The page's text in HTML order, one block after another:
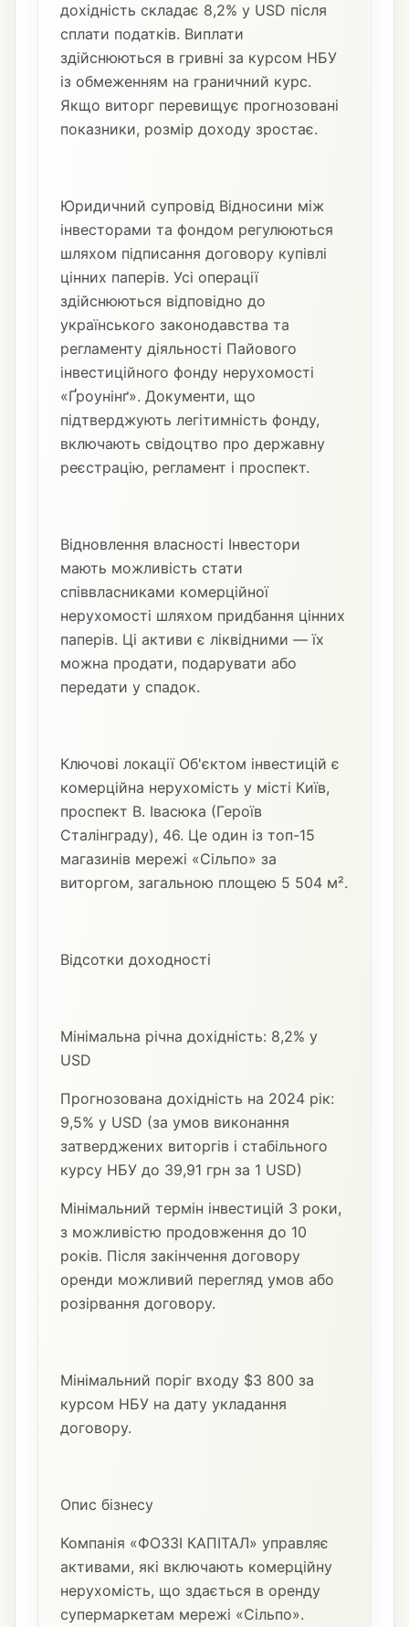
дохідність складає 8,2% у USD після
сплати податків. Виплати
здійснюються в гривні за курсом НБУ
із обмеженням на граничний курс.
Якщо виторг перевищує прогнозовані
показники, розмір доходу зростає.
Юридичний супровід Відносини між
інвесторами та фондом регулюються
шляхом підписання договору купівлі
цінних паперів. Усі операції
здійснюються відповідно до
українського законодавства та
регламенту діяльності Пайового
інвестиційного фонду нерухомості
«Ґроунінґ». Документи, що
підтверджують легітимність фонду,
включають свідоцтво про державну
реєстрацію, регламент і проспект.
Відновлення власності Інвестори
мають можливість стати
співвласниками комерційної
нерухомості шляхом придбання цінних
паперів. Ці активи є ліквідними — їх
можна продати, подарувати або
передати у спадок.
Ключові локації Об'єктом інвестицій є
комерційна нерухомість у місті Київ,
проспект В. Івасюка (Героїв
Сталінграду), 46. Це один із топ-15
магазинів мережі «Сільпо» за
виторгом, загальною площею 5 504 м².
Відсотки доходності
Мінімальна річна дохідність: 8,2% у
USD
Прогнозована дохідність на 2024 рік:
9,5% у USD (за умов виконання
затверджених виторгів і стабільного
курсу НБУ до 39,91 грн за 1 USD)
Мінімальний термін інвестицій 3 роки,
з можливістю продовження до 10
років. Після закінчення договору
оренди можливий перегляд умов або
розірвання договору.
Мінімальний поріг входу $3 800 за
курсом НБУ на дату укладання
договору.
Опис бізнесу
Компанія «ФОЗЗІ КАПІТАЛ» управляє
активами, які включають комерційну
нерухомість, що здається в оренду
супермаркетам мережі «Сільпо».